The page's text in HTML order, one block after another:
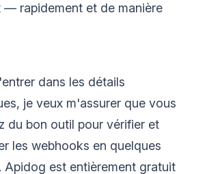
— rapidement et de manière
dans les détails
je veux m'assurer que vous
du bon outil pour vérifier et
les webhooks en quelques
Apidog est entièrement gratuit